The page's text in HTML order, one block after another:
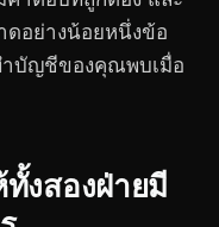
อย่างน้อยหนึ่งข้อ
ำบัญชีของคุณพบเมื่อ
งสองฝ่ายมี